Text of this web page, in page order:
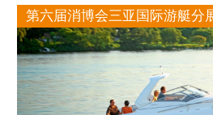
第六届消博会三亚国际游艇分